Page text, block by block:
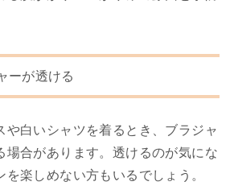
ーが透ける
や白いシャツを着るとき、ブラジャ
場合があります。透けるのが気にな
を楽しめない方もいるでしょう。